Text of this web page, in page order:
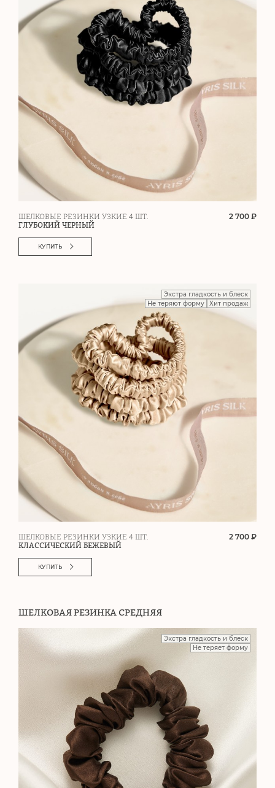
ШЕЛКОВЫЕ РЕЗИНКИ УЗКИЕ 4 ШТ.
ГЛУБОКИЙ ЧЕРНЫЙ
2 700 ₽
КУПИТЬ
Экстра гладкость и блеск
Не теряют форму
Хит продаж
ШЕЛКОВЫЕ РЕЗИНКИ УЗКИЕ 4 ШТ.
КЛАССИЧЕСКИЙ БЕЖЕВЫЙ
2 700 ₽
КУПИТЬ
ШЕЛКОВАЯ РЕЗИНКА СРЕДНЯЯ
Экстра гладкость и блеск
Не теряет форму